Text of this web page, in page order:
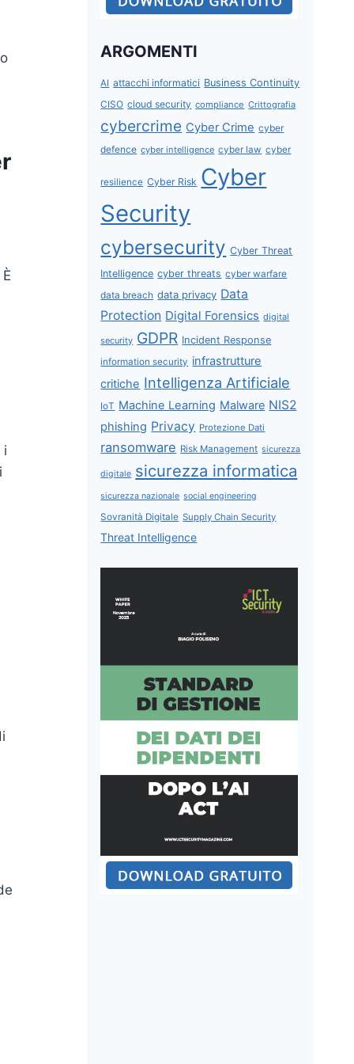
i
ARGOMENTI
AI attacchi informatici Business Continuity
CISO cloud security compliance Crittografia
cybercrime Cyber Crime cyber
defence cyber intelligence cyber law cyber
resilience Cyber Risk Cyber
Security
cybersecurity Cyber Threat
Intelligence cyber threats cyber warfare
data breach data privacy Data
Protection Digital Forensics digital
security GDPR Incident Response
information security infrastrutture
critiche Intelligenza Artificiale
IoT Machine Learning Malware NIS2
phishing Privacy Protezione Dati
ransomware Risk Management sicurezza
digitale sicurezza informatica
sicurezza nazionale social engineering
Sovranità Digitale Supply Chain Security
Threat Intelligence